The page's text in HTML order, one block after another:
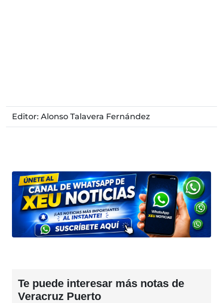
Editor: Alonso Talavera Fernández
Te puede interesar más notas de
Veracruz Puerto